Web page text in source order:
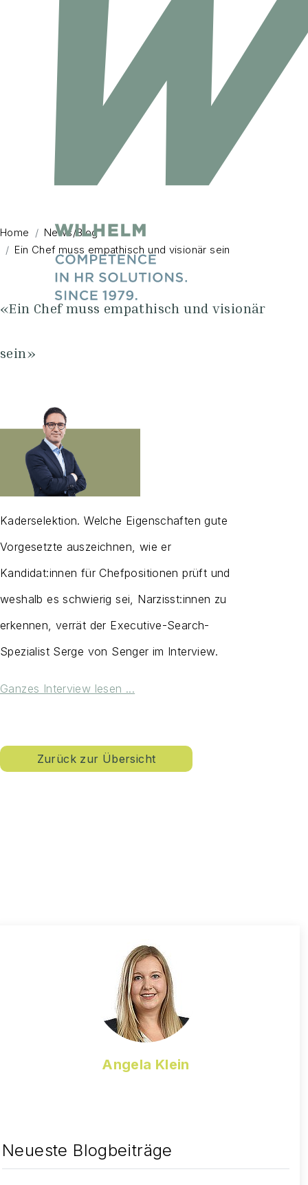
Home
News/Blog
Ein Chef muss empathisch und visionär sein
«Ein Chef muss empathisch und visionär
sein»
Kaderselektion. Welche Eigenschaften gute
Vorgesetzte auszeichnen, wie er
Kandidat:innen für Chefpositionen prüft und
weshalb es schwierig sei, Narzisst:innen zu
erkennen, verrät der Executive-Search-
Spezialist Serge von Senger im Interview.
Ganzes Interview lesen ...
Zurück zur Übersicht
Angela Klein
Neueste Blogbeiträge